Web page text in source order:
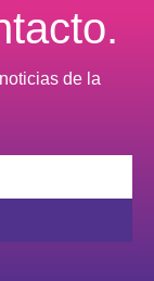
de la